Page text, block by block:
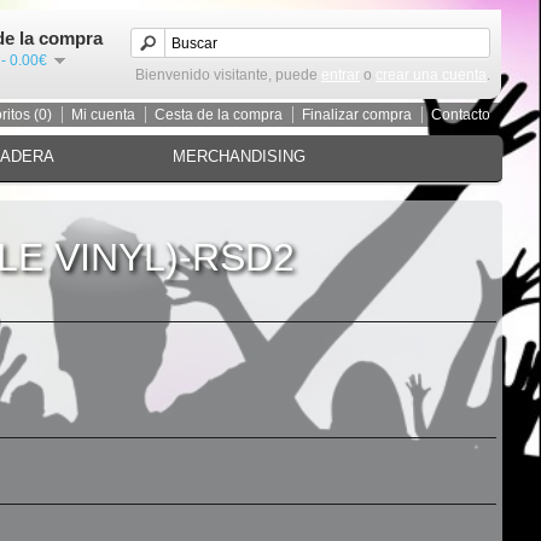
la compra
0.00€
Bienvenido visitante, puede
entrar o crear una cuenta .
(0) Mi cuenta Cesta de la compra Finalizar compra Contacto
MERCHANDISING
VINYL)-RSD2